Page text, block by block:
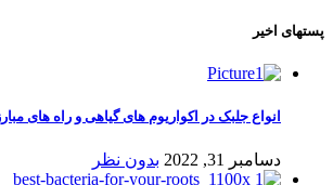
پستهای اخیر
انواع جلبک در اکواریوم های گیاهی و راه های
دسامبر 31, 2022 بدون نظر